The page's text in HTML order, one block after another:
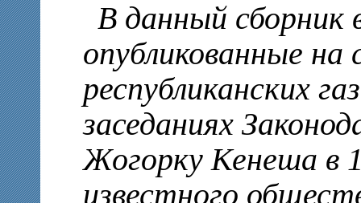
В данный
опубликованные на
республиканских
заседаниях
Жогорку Кенеша в
известного